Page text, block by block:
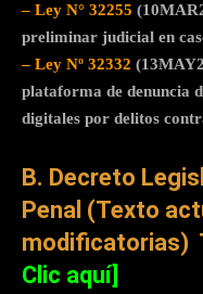
– Ley N° 32255
preliminar judicial en
– Ley Nº 32332
plataforma de denuncia
digitales por delitos
B. Decreto
Penal (Texto
modificatorias)
Clic aquí]